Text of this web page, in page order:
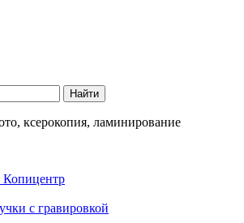
Найти
ксерокопия, ламинирование
с гравировкой